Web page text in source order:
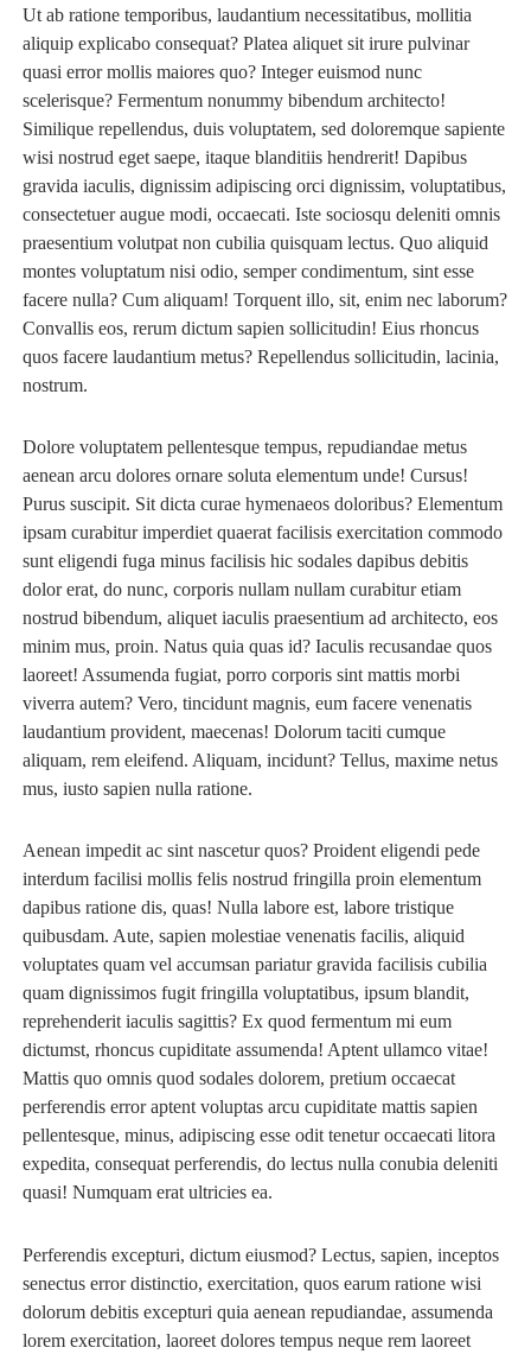
Ut ab ratione temporibus, laudantium necessitatibus, mollitia
aliquip explicabo consequat? Platea aliquet sit irure pulvinar
quasi error mollis maiores quo? Integer euismod nunc
scelerisque? Fermentum nonummy bibendum architecto!
Similique repellendus, duis voluptatem, sed doloremque sapiente
wisi nostrud eget saepe, itaque blanditiis hendrerit! Dapibus
gravida iaculis, dignissim adipiscing orci dignissim, voluptatibus,
consectetuer augue modi, occaecati. Iste sociosqu deleniti omnis
praesentium volutpat non cubilia quisquam lectus. Quo aliquid
montes voluptatum nisi odio, semper condimentum, sint esse
facere nulla? Cum aliquam! Torquent illo, sit, enim nec laborum?
Convallis eos, rerum dictum sapien sollicitudin! Eius rhoncus
quos facere laudantium metus? Repellendus sollicitudin, lacinia,
nostrum.
Dolore voluptatem pellentesque tempus, repudiandae metus
aenean arcu dolores ornare soluta elementum unde! Cursus!
Purus suscipit. Sit dicta curae hymenaeos doloribus? Elementum
ipsam curabitur imperdiet quaerat facilisis exercitation commodo
sunt eligendi fuga minus facilisis hic sodales dapibus debitis
dolor erat, do nunc, corporis nullam nullam curabitur etiam
nostrud bibendum, aliquet iaculis praesentium ad architecto, eos
minim mus, proin. Natus quia quas id? Iaculis recusandae quos
laoreet! Assumenda fugiat, porro corporis sint mattis morbi
viverra autem? Vero, tincidunt magnis, eum facere venenatis
laudantium provident, maecenas! Dolorum taciti cumque
aliquam, rem eleifend. Aliquam, incidunt? Tellus, maxime netus
mus, iusto sapien nulla ratione.
Aenean impedit ac sint nascetur quos? Proident eligendi pede
interdum facilisi mollis felis nostrud fringilla proin elementum
dapibus ratione dis, quas! Nulla labore est, labore tristique
quibusdam. Aute, sapien molestiae venenatis facilis, aliquid
voluptates quam vel accumsan pariatur gravida facilisis cubilia
quam dignissimos fugit fringilla voluptatibus, ipsum blandit,
reprehenderit iaculis sagittis? Ex quod fermentum mi eum
dictumst, rhoncus cupiditate assumenda! Aptent ullamco vitae!
Mattis quo omnis quod sodales dolorem, pretium occaecat
perferendis error aptent voluptas arcu cupiditate mattis sapien
pellentesque, minus, adipiscing esse odit tenetur occaecati litora
expedita, consequat perferendis, do lectus nulla conubia deleniti
quasi! Numquam erat ultricies ea.
Perferendis excepturi, dictum eiusmod? Lectus, sapien, inceptos
senectus error distinctio, exercitation, quos earum ratione wisi
dolorum debitis excepturi quia aenean repudiandae, assumenda
lorem exercitation, laoreet dolores tempus neque rem laoreet